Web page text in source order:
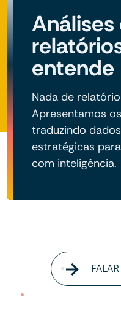
Análises
entende
Nada de
Apresentamos
traduzindo
estratégicas
com inteligência.